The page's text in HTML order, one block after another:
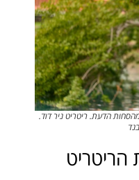
הדעת. ריטריט ניר דוד.
הריטריט